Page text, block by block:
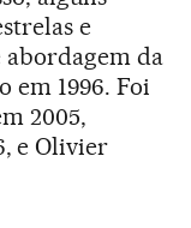
e
da
em 1996. Foi
2005,
e Olivier